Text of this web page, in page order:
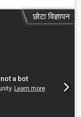
छोटा विज्ञापन